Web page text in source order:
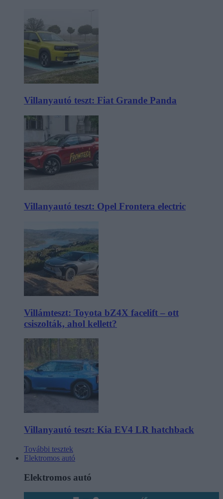
Villanyautó teszt: Fiat Grande Panda
Villanyautó teszt: Opel Frontera electric
Villámteszt: Toyota bZ4X facelift – ott
csiszolták, ahol kellett?
Villanyautó teszt: Kia EV4 LR hatchback
További tesztek
Elektromos autó
Elektromos autó